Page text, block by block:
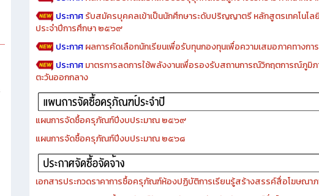
แบบทวิวุฒิ (อาชีวศึกษาไทย-จีน) ณ สาธารณรัฐประชาชนจีน ประจำปีการศึกษา ๒
ประกาศรายชื่อผู้เข้ารับการอบรมเชิงปฏิบัติการออกแบบและสร้างเว็บไซต์มือ
ประกาศผลการสอบคัดเลือกเพื่อบรรจุบุคคลเป็นลูกจ้างชั่วคราว ทำหน้าที่เจ้า
ประกาศรับสมัครบุคคลเข้าเป็นนักศึกษาระดับปริญญาตรี หลักสูตรเทคโนโล
ประจำปีการศึกษา ๒๕๖๙
ประกาศผลการคัดเลือกนักเรียนเพื่อรับทุนกองทุนเพื่อความเสมอภาคทางก
ประกาศมาตรการลดการใช้พลังงานเพื่อรองรับสถานการณ์วิกฤตการณ์ภูมิ
ตะวันออกกลาง
แผนการจัดซื้อครุภัณฑ์ปีงบประมาณ ๒๕๖๙
แผนการจัดซื้อครุภัณฑ์ปีงบประมาณ ๒๕๖๘